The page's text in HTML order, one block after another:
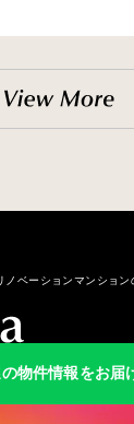
ノベーションマンション
物件情報をお届